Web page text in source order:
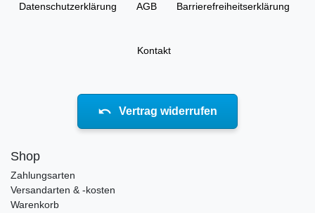
Daten­schutz­erklärung AGB Barrierefreiheitserklärung
Kontakt
Vertrag widerrufen
Shop
Zahlungsarten
Versandarten & -kosten
Warenkorb